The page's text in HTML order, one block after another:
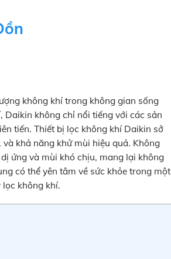
không khí trong không gian sống
Daikin không chỉ nổi tiếng với các sản
tiến. Thiết bị lọc không khí Daikin sở
khả năng khử mùi hiệu quả. Không
ứng và mùi khó chịu, mang lại không
có thể yên tâm về sức khỏe trong một
không khí.